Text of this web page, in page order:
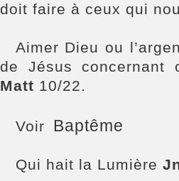
doit faire à ceux qui
Aimer Dieu ou
de Jésus concernant
Matt 10/22.
Voir Baptême
Qui hait la Lumière